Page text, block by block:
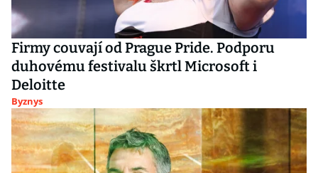
Firmy couvají od Prague Pride. Podporu
duhovému festivalu škrtl Microsoft i
Deloitte
Byznys